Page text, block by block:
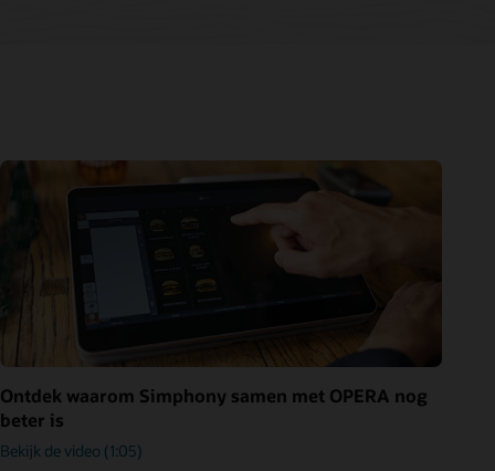
Ontdek waarom Simphony samen met OPERA nog
beter is
Bekijk de video (1:05)